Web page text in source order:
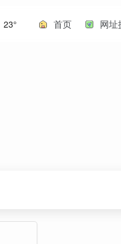
23° 首页 网址